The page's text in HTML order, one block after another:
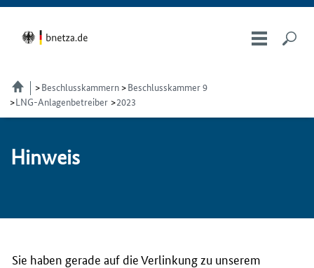
Beschlusskammern
Beschlusskammer 9
LNG-Anlagenbetreiber
2023
Hin­weis
Sie haben gerade auf die Verlinkung zu unserem